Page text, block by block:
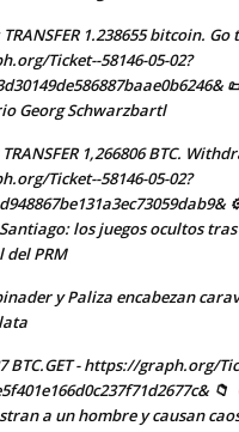
TRANSFER 1.238655 bitcoin.
Ticket--58146-05-02?
Georg Schwarzbartl
1,266806 BTC.
Ticket--58146-05-02?
los juegos ocultos
del PRM
y Paliza encabezan
BTC.GET - https://graph.org/
📁
a un hombre y causan